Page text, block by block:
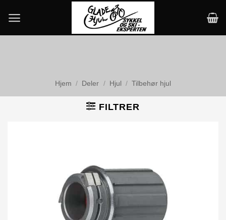
content
Hjem / Deler / Hjul / Tilbehør hjul
FILTRER